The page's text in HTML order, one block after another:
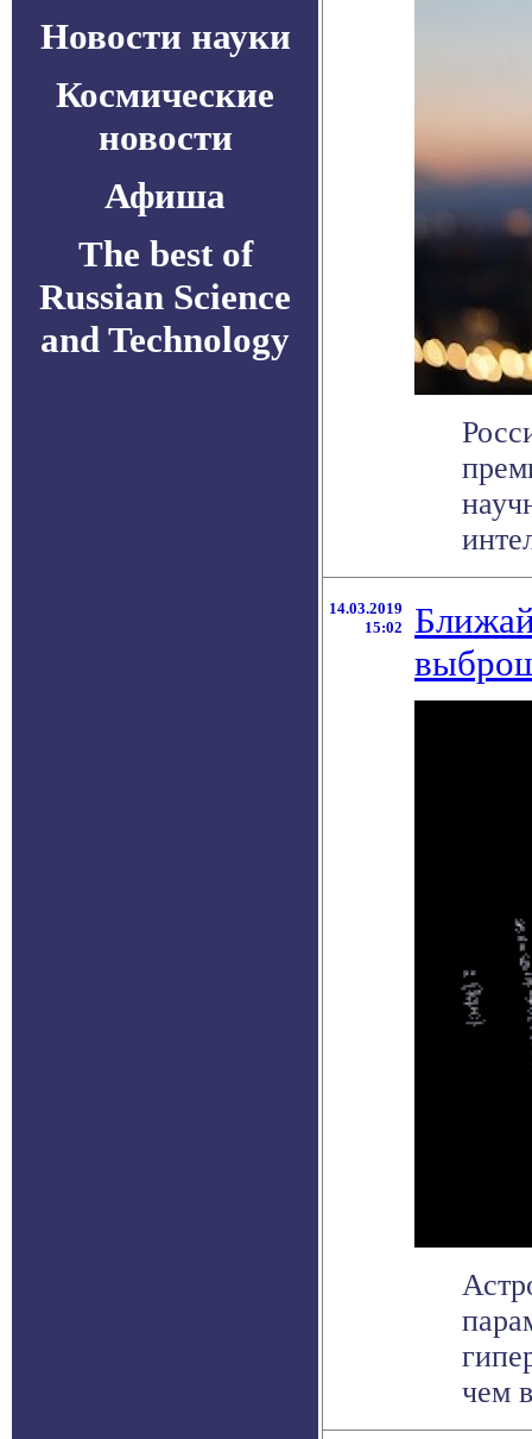
Новости науки
Космические
новости
Афиша
The best of
Russian Science
and Technology
14.03.2019
15:02
чем